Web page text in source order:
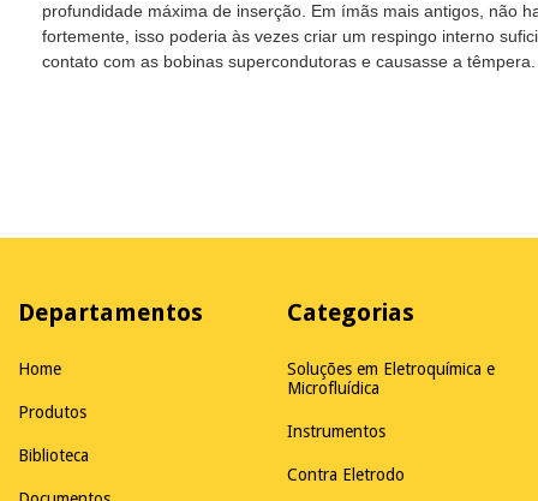
profundidade máxima de inserção. Em ímãs mais antigos, não
fortemente, isso poderia às vezes criar um respingo interno
contato com as bobinas supercondutoras e causasse a
Departamentos
Home
Produtos
Biblioteca
Categorias
Soluções em Eletroquímica e
Microfluídica
Instrumentos
Contra Eletrodo